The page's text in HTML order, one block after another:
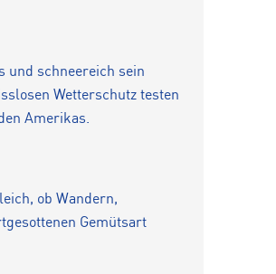
und schneereich sein
Wetterschutz testen
Amerikas.
ob Wandern,
Gemütsart